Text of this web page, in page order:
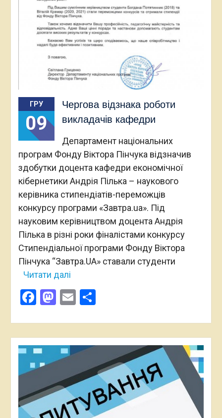
ГРУ
09
Чергова відзнака роботи
викладачів кафедри
Департамент національних
програм Фонду Віктора Пінчука відзначив
здобутки доцента кафедри економічної
кібернетики Андрія Пілька – наукового
керівника стипендіатів-переможців
конкурсу програми «Завтра.ua». Під
науковим керівництвом доцента Андрія
Пілька в різні роки фіналістами конкурсу
Стипендіальної програми Фонду Віктора
Пінчука “Завтра.UA» ставали студенти
Читати далі
Facebook
Mastodon
Email